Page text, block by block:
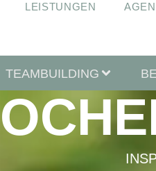
LEISTUNGEN
TEAMBUILDING